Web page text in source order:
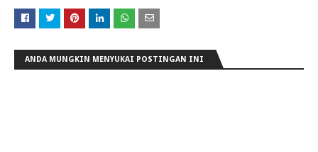
ANDA MUNGKIN MENYUKAI POSTINGAN INI